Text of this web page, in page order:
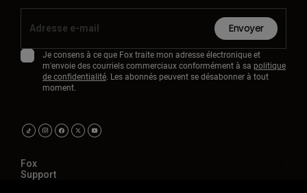
Envoyer
Je consens à ce que Fox traite mon adresse électronique et
m'envoie des courriels commerciaux conformément à sa politique
de confidentialité. Les abonnés peuvent se désabonner à tout
moment.
Fox
Support